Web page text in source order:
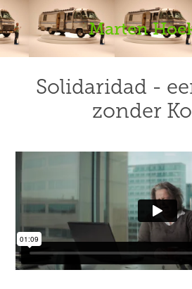
Marten
Solidaridad -
zonder